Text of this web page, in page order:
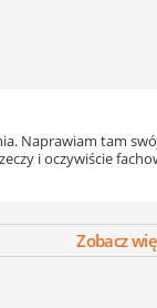
Naprawiam tam
i oczywiście
Zobacz